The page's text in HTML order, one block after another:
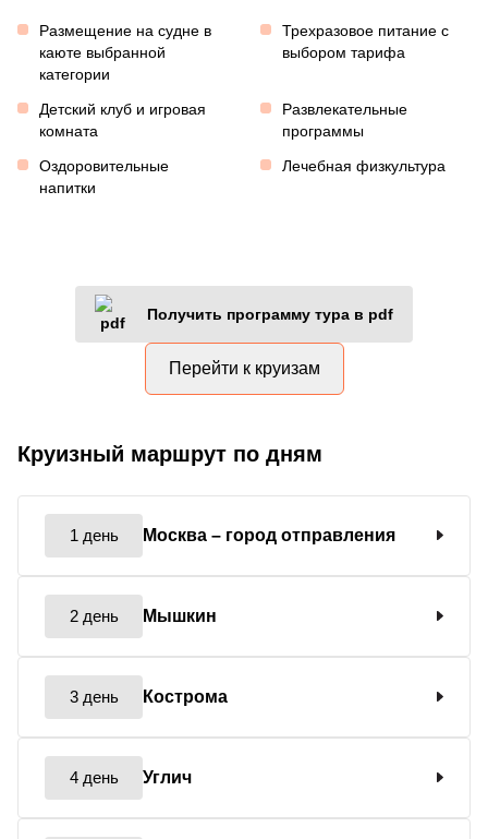
Размещение на судне в
каюте выбранной
категории
Трехразовое питание с
выбором тарифа
Детский клуб и игровая
комната
Развлекательные
программы
Оздоровительные
напитки
Лечебная физкультура
Получить программу тура в pdf
Перейти к круизам
Круизный маршрут по дням
1 день Москва – город отправления
2 день Мышкин
3 день Кострома
4 день Углич